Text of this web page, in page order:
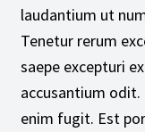
laudantium ut
Tenetur rerum
saepe excepturi
accusantium odit.
enim fugit. Est